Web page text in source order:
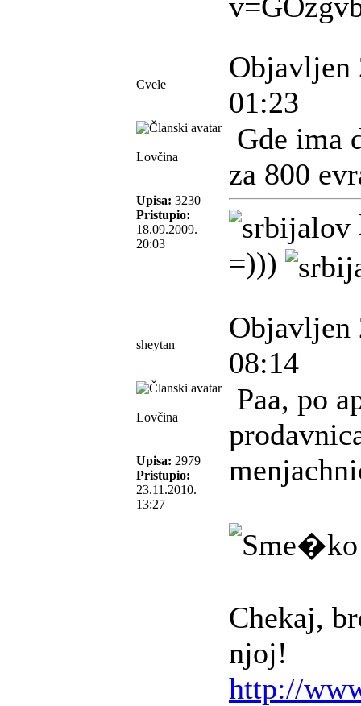
Cvele
Objavljen
01:23
Lovčina
Upisa: 3230
Pristupio:
18.09.2009.
20:03
Gde ima
za 800
=)))
sheytan
Objavljen
08:14
Lovčina
Upisa: 2979
Pristupio:
23.11.2010.
13:27
Paa, po
Chekaj,
njoj!
http://